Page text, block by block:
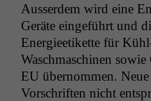
Ausser­dem wird eine
Geräte einge­führt und
Energieetikette für
Waschmaschi­nen
EU über­nom­men.
Vorschriften nicht